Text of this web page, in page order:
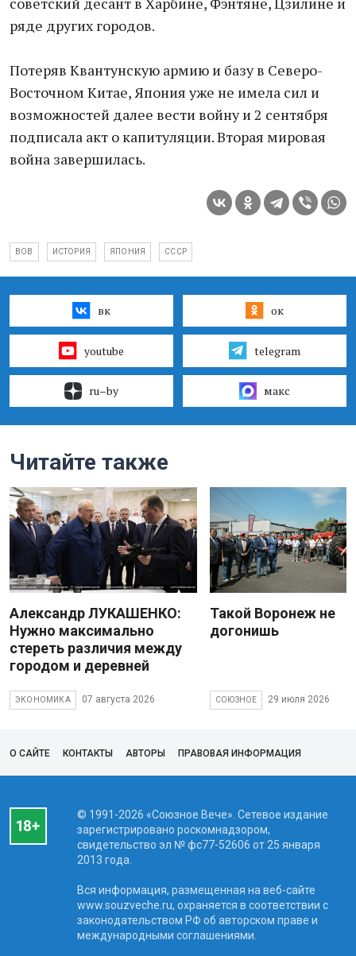
ряде других городов.
Потеряв Квантунскую армию и базу в Северо-
Восточном Китае, Япония уже не имела сил и
возможностей далее вести войну и 2 сентября
подписала акт о капитуляции. Вторая мировая
война завершилась.
ВОВ ИСТОРИЯ ЯПОНИЯ СССР
вк ок
youtube telegram
ru–by макс
Читайте также
Александр ЛУКАШЕНКО:
Нужно максимально
стереть различия между
городом и деревней
ЭКОНОМИКА 07 августа 2026
Такой Воронеж не
догонишь
СОЮЗНОЕ 29 июля 2026
О САЙТЕ КОНТАКТЫ АВТОРЫ ПРАВОВАЯ ИНФОРМАЦИЯ
© 1991-2026 «Союзное Вече». Сетевое издание
зарегистрировано роскомнадзором,
свидетельство эл № фc77-52606 от 25 января
2013 года.
Вся информация, размещенная на веб-сайте
www.souzveche.ru, охраняется в соответствии с
законодательством РФ об авторском праве и
международными соглашениями.